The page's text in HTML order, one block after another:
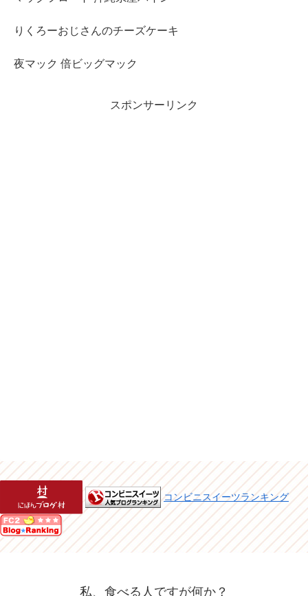
りくろーおじさんのチーズケーキ
夜マック 倍ビッグマック
スポンサーリンク
コンビニスイーツランキング
私、食べる人ですが何か？